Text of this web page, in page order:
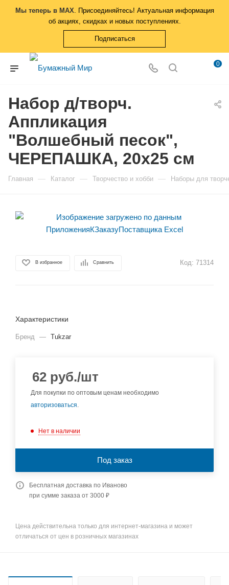
Мы теперь в MAX. Присоединяйтесь! Актуальная информация
об акциях, скидках и новых поступлениях.
Подписаться
0
Набор д/творч.
Аппликация
"Волшебный песок",
ЧЕРЕПАШКА, 20х25 см
Главная — Каталог — Творчество и хобби — Наборы для
В избранное Сравнить Код: 71314
Характеристики
Бренд — Tukzar
62 руб./шт
Для покупки по оптовым ценам необходимо
авторизоваться.
Нет в наличии
Под заказ
Бесплатная доставка по Иваново
при сумме заказа от 3000 ₽
Цена действительна только для интернет-магазина и может
отличаться от цен в розничных магазинах